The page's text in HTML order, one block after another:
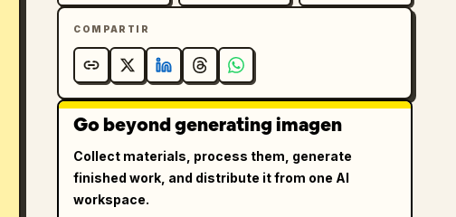
COMPARTIR
Go beyond generating imagen
Collect materials, process them, generate
finished work, and distribute it from one AI
workspace.